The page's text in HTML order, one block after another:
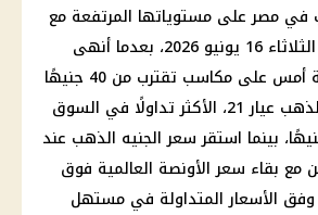
في مصر على مستوياتها المرتفعة مع
بداية تعاملات اليوم الثلاثاء 16 يونيو 2026، بعدما أنهى
المعدن الأصفر جلسة أمس على مكاسب تقترب من 40 جنيهًا
للجرام. وسجل جرام الذهب عيار 21، الأكثر تداولًا في السوق
نحو 6330 جنيهًا، بينما استقر سعر الجنيه الذهب عند
مع بقاء سعر الأونصة العالمية فوق
دولار، وفق الأسعار المتداولة في مستهل